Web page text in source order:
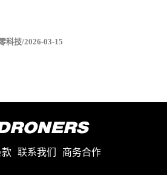
科技/2026-03-15
款 联系我们
商务合作